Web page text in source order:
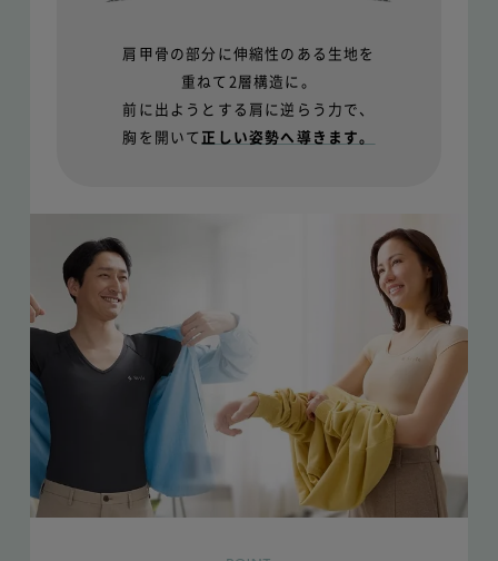
肩甲骨の部分に伸縮性のある生地を
重ねて2層構造に。
前に出ようとする肩に逆らう力で、
胸を開いて 正しい姿勢へ導きます。